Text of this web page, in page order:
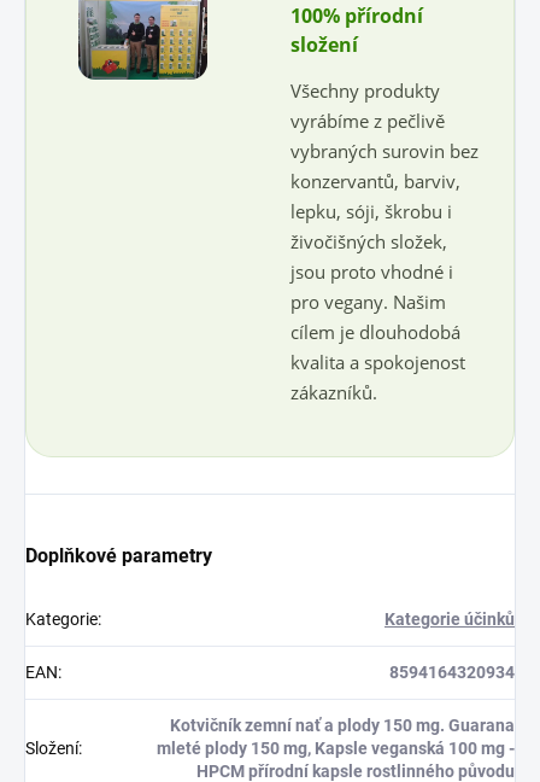
100% přírodní
složení
Všechny produkty
vyrábíme z pečlivě
vybraných surovin bez
konzervantů, barviv,
lepku, sóji, škrobu i
živočišných složek,
jsou proto vhodné i
pro vegany. Našim
cílem je dlouhodobá
kvalita a spokojenost
zákazníků.
Doplňkové parametry
Kategorie: Kategorie účinků
EAN: 8594164320934
Složení:
Kotvičník zemní nať a plody 150 mg. Guarana
mleté plody 150 mg, Kapsle veganská 100 mg -
HPCM přírodní kapsle rostlinného původu